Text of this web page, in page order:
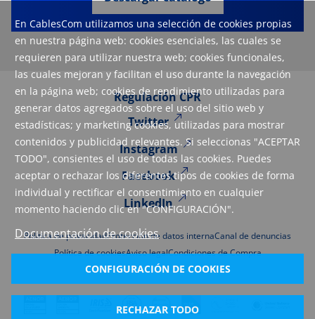
En CablesCom utilizamos una selección de cookies propias
en nuestra página web: cookies esenciales, las cuales se
requieren para utilizar nuestra web; cookies funcionales,
las cuales mejoran y facilitan el uso durante la navegación
en la página web; cookies de rendimiento utilizadas para
generar datos agregados sobre el uso del sitio web y
estadísticas; y marketing cookies, utilizadas para mostrar
contenidos y publicidad relevantes. Si seleccionas "ACEPTAR
TODO", consientes el uso de todas las cookies. Puedes
aceptar o rechazar los diferentes tipos de cookies de forma
individual y rectificar el consentimiento en cualquier
momento haciendo clic en "CONFIGURACIÓN".
Documentación de cookies
CONFIGURACIÓN DE COOKIES
RECHAZAR TODO
Regulación CPR
Twitter
Instagram
Facebook
LinkedIn
Política de privacidadProtección de datos internaCanal de denuncias
Política de cookiesAviso legalCondiciones de Compra